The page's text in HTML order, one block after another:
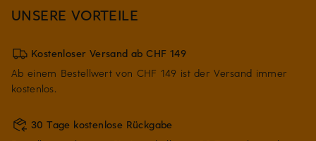
UNSERE VORTEILE
Kostenloser Versand ab CHF 149
Ab einem Bestellwert von CHF 149 ist der Versand immer
kostenlos.
30 Tage kostenlose Rückgabe